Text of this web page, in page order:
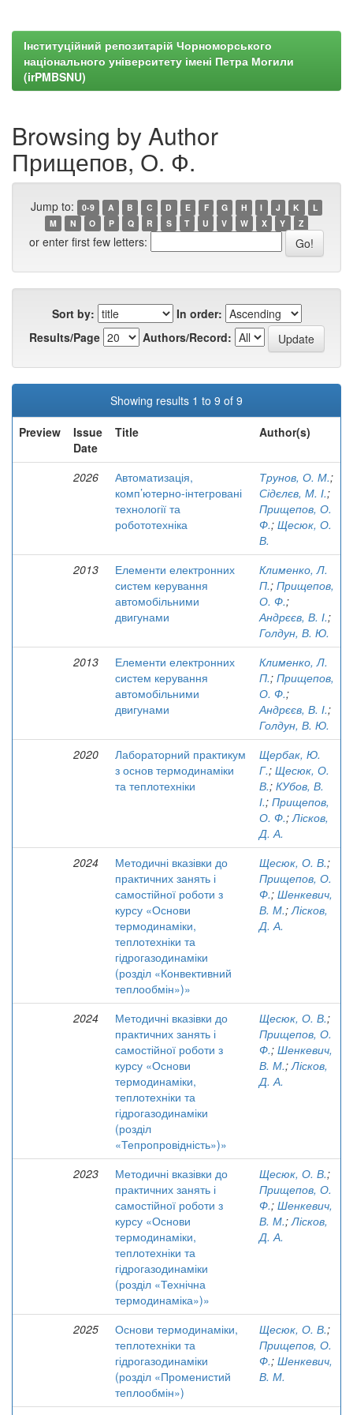
Інституційний репозитарій Чорноморського
національного університету імені Петра Могили
(irPMBSNU)
Browsing by Author
Прищепов, О. Ф.
Jump to: 0-9 A B C D E F G H I J K
L
M
N O P Q R S T U V W X Y Z
or enter first few letters:
Sort by:
In order:
Results/Page
Authors/Record:
Showing results 1 to 9 of 9
Preview
Issue
Date
Title Author(s)
2026
Автоматизація,
комп’ютерно-інтегровані
технології та
робототехніка
Трунов, О. М.;
Сідєлєв, М. І.;
Прищепов, О.
Ф.; Щесюк, О.
В.
2013
Елементи електронних
систем керування
автомобільними
двигунами
Клименко, Л.
П.; Прищепов,
О. Ф.;
Андрєєв, В. І.;
Голдун, В. Ю.
2013
Елементи електронних
систем керування
автомобільними
двигунами
Клименко, Л.
П.; Прищепов,
О. Ф.;
Андрєєв, В. І.;
Голдун, В. Ю.
2020
Лабораторний практикум
з основ термодинаміки
та теплотехніки
Щербак, Ю.
Г.; Щесюк, О.
В.; КУбов, В.
І.; Прищепов,
О. Ф.;Лісков,
Д. А.
2024
Методичні вказівки до
практичних занять і
самостійної роботи з
курсу «Основи
термодинаміки,
теплотехніки та
гідрогазодинаміки
(розділ «Конвективний
теплообмін»)»
Щесюк, О. В.;
Прищепов, О.
Ф.; Шенкевич,
В. М.;Лісков,
Д. А.
2024
Методичні вказівки до
практичних занять і
самостійної роботи з
курсу «Основи
термодинаміки,
теплотехніки та
гідрогазодинаміки
(розділ
«Тепропровідність»)»
Щесюк, О. В.;
Прищепов, О.
Ф.; Шенкевич,
В. М.;Лісков,
Д. А.
2023
Методичні вказівки до
практичних занять і
самостійної роботи з
курсу «Основи
термодинаміки,
теплотехніки та
гідрогазодинаміки
(розділ «Технічна
термодинаміка»)»
Щесюк, О. В.;
Прищепов, О.
Ф.; Шенкевич,
В. М.;Лісков,
Д. А.
2025
Основи термодинаміки,
теплотехніки та
гідрогазодинаміки
(розділ «Променистий
теплообмін»)
Щесюк, О. В.;
Прищепов, О.
Ф.; Шенкевич,
В. М.